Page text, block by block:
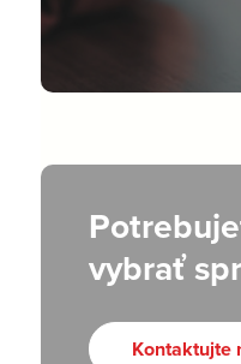
vybrať
Kontaktujte